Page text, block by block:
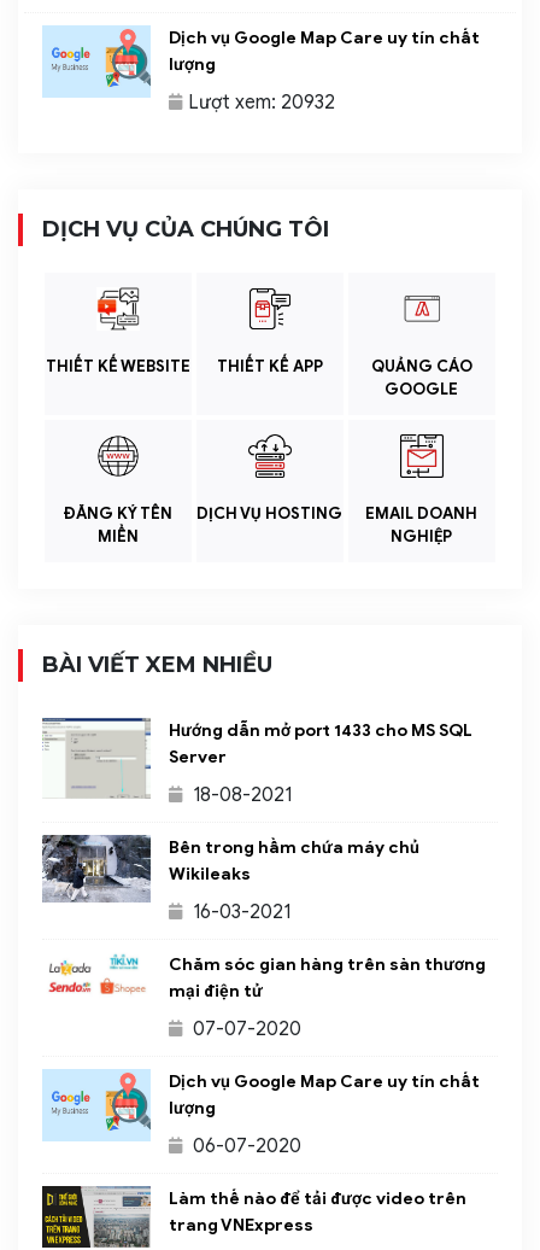
Dịch vụ Google Map Care uy tín chất
lượng
Lượt xem: 20932
DỊCH VỤ CỦA CHÚNG TÔI
THIẾT KẾ WEBSITE THIẾT KẾ APP
QUẢNG CÁO
GOOGLE
ĐĂNG KÝ TÊN
MIỀN
DỊCH VỤ HOSTING
EMAIL DOANH
NGHIỆP
BÀI VIẾT XEM NHIỀU
Hướng dẫn mở port 1433 cho MS SQL
Server
18-08-2021
Bên trong hầm chứa máy chủ
Wikileaks
16-03-2021
Chăm sóc gian hàng trên sàn thương
mại điện tử
07-07-2020
Dịch vụ Google Map Care uy tín chất
lượng
06-07-2020
Làm thế nào để tải được video trên
trang VNExpress